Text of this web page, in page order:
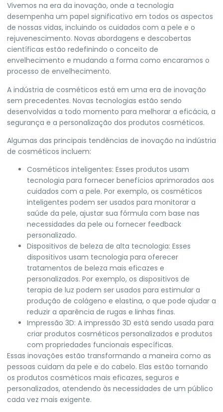
Vivemos na era da inovação, onde a tecnologia
desempenha um papel significativo em todos os aspectos
de nossas vidas, incluindo os cuidados com a pele e o
rejuvenescimento. Novas abordagens e descobertas
científicas estão redefinindo o conceito de
envelhecimento e mudando a forma como encaramos o
processo de envelhecimento.
A indústria de cosméticos está em uma era de inovação
sem precedentes. Novas tecnologias estão sendo
desenvolvidas a todo momento para melhorar a eficácia, a
segurança e a personalização dos produtos cosméticos.
Algumas das principais tendências de inovação na indústria
de cosméticos incluem:
Cosméticos inteligentes: Esses produtos usam
tecnologia para fornecer benefícios aprimorados aos
cuidados com a pele. Por exemplo, os cosméticos
inteligentes podem ser usados para monitorar a
saúde da pele, ajustar sua fórmula com base nas
necessidades da pele ou fornecer feedback
personalizado.
Dispositivos de beleza de alta tecnologia: Esses
dispositivos usam tecnologia para oferecer
tratamentos de beleza mais eficazes e
personalizados. Por exemplo, os dispositivos de
terapia de luz podem ser usados para estimular a
produção de colágeno e elastina, o que pode ajudar a
reduzir a aparência de rugas e linhas finas.
Impressão 3D: A impressão 3D está sendo usada para
criar produtos cosméticos personalizados e produtos
com propriedades funcionais específicas.
Essas inovações estão transformando a maneira como as
pessoas cuidam da pele e do cabelo. Elas estão tornando
os produtos cosméticos mais eficazes, seguros e
personalizados, atendendo às necessidades de um público
cada vez mais exigente.